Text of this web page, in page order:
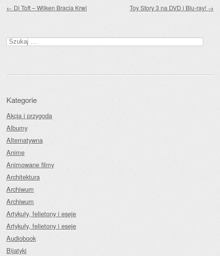
← Di Toft – Wilken Bracia Krwi Toy Story 3 na DVD i Blu-ray! →
Szukaj:
Kategorie
Akcja i przygoda
Albumy
Alternatywna
Anime
Animowane filmy
Architektura
Archiwum
Archiwum
Artykuły, felietony i eseje
Artykuły, felietony i eseje
Audiobook
Bijatyki